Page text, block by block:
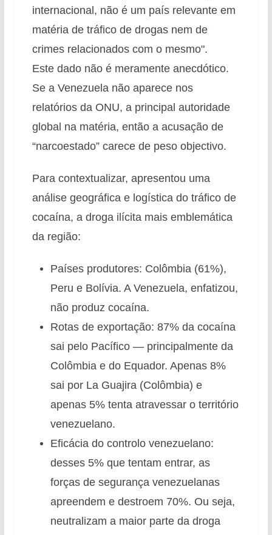
internacional, não é um país relevante em
matéria de tráfico de drogas nem de
crimes relacionados com o mesmo".
Este dado não é meramente anecdótico.
Se a Venezuela não aparece nos
relatórios da ONU, a principal autoridade
global na matéria, então a acusação de
“narcoestado” carece de peso objectivo.
Para contextualizar, apresentou uma
análise geográfica e logística do tráfico de
cocaína, a droga ilícita mais emblemática
da região:
Países produtores: Colômbia (61%),
Peru e Bolívia. A Venezuela, enfatizou,
não produz cocaína.
Rotas de exportação: 87% da cocaína
sai pelo Pacífico — principalmente da
Colômbia e do Equador. Apenas 8%
sai por La Guajira (Colômbia) e
apenas 5% tenta atravessar o território
venezuelano.
Eficácia do controlo venezuelano:
desses 5% que tentam entrar, as
forças de segurança venezuelanas
apreendem e destroem 70%. Ou seja,
neutralizam a maior parte da droga